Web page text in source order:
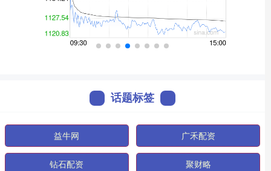
话题标签
益牛网 广禾配资
钻石配资 聚财略